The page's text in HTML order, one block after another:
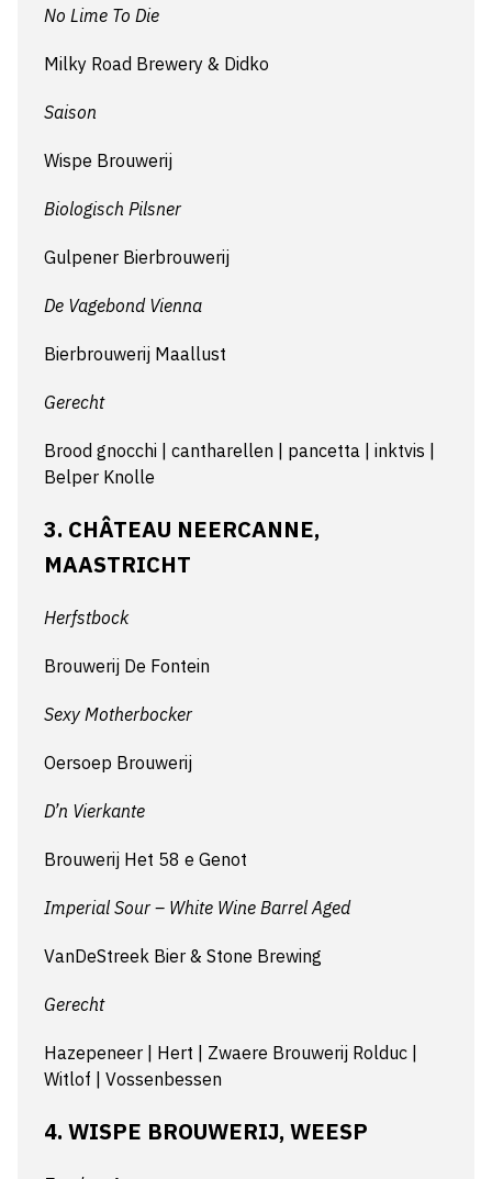
No Lime To Die
Milky Road Brewery & Didko
Saison
Wispe Brouwerij
Biologisch Pilsner
Gulpener Bierbrouwerij
De Vagebond Vienna
Bierbrouwerij Maallust
Gerecht
Brood gnocchi | cantharellen | pancetta | inktvis |
Belper Knolle
3. CHÂTEAU NEERCANNE,
MAASTRICHT
Herfstbock
Brouwerij De Fontein
Sexy Motherbocker
Oersoep Brouwerij
D’n Vierkante
Brouwerij Het 58 e Genot
Imperial Sour – White Wine Barrel Aged
VanDeStreek Bier & Stone Brewing
Gerecht
Hazepeneer | Hert | Zwaere Brouwerij Rolduc |
Witlof | Vossenbessen
4. WISPE BROUWERIJ, WEESP